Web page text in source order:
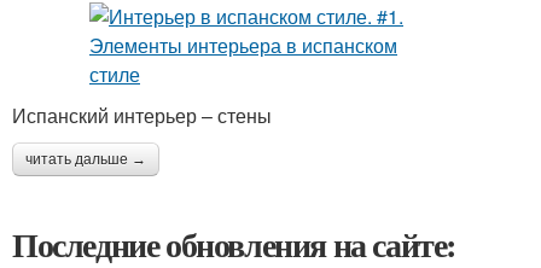
Испанский интерьер – стены
читать дальше →
Последние обновления на сайте: